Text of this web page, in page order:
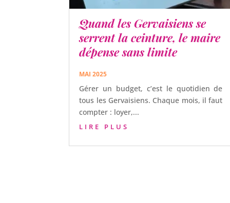
Quand les Gervaisiens se
serrent la ceinture, le maire
dépense sans limite
MAI 2025
Gérer un budget, c’est le quotidien de
tous les Gervaisiens. Chaque mois, il faut
compter : loyer,...
LIRE PLUS